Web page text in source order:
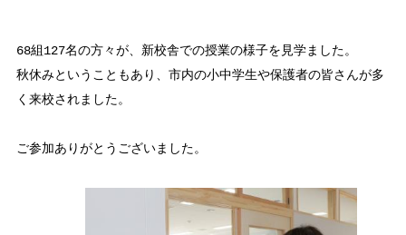
68組127名の方々が、新校舎での授業の様子を見学ました。
秋休みということもあり、市内の小中学生や保護者の皆さんが多
く来校されました。
ご参加ありがとうございました。